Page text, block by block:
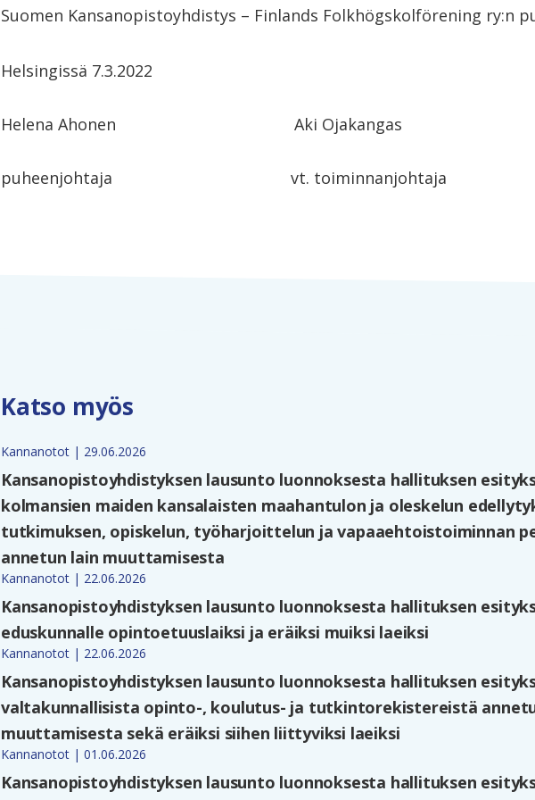
Suomen Kansanopistoyhdistys – Finlands Folkhögskolförening ry:n
Helsingissä 7.3.2022
Helena Ahonen Aki
puheenjohtaja vt. toiminnanjohtaja
Katso myös
Kannanotot | 29.06.2026
Kansanopistoyhdistyksen lausunto luonnoksesta hallituksen
kolmansien maiden kansalaisten maahantulon ja oleskelun
tutkimuksen, opiskelun, työharjoittelun ja vapaaehtoistoiminnan
annetun lain muuttamisesta
Kannanotot | 22.06.2026
Kansanopistoyhdistyksen lausunto luonnoksesta hallituksen
eduskunnalle opintoetuuslaiksi ja eräiksi muiksi laeiksi
Kannanotot | 22.06.2026
Kansanopistoyhdistyksen lausunto luonnoksesta hallituksen
valtakunnallisista opinto-, koulutus- ja tutkintorekistereistä
muuttamisesta sekä eräiksi siihen liittyviksi laeiksi
Kannanotot | 01.06.2026
Kansanopistoyhdistyksen lausunto luonnoksesta hallituksen